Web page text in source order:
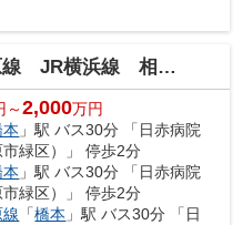
線 相模線 橋本駅 中野
～2,000万円
本 」駅 バス30分 「日赤病院
緑区）」 停歩2分
本 」駅 バス30分 「日赤病院
緑区）」 停歩2分
「橋本 」駅 バス30分 「日